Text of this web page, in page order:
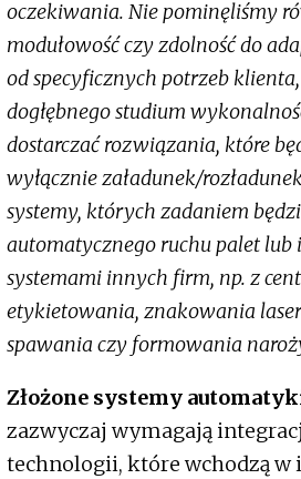
oczekiwania. Nie pominęliśmy
modułowość czy zdolność do
od specyficznych potrzeb
dogłębnego studium
dostarczać rozwiązania, które
wyłącznie załadunek/
systemy, których zadaniem
automatycznego ruchu palet lub
systemami innych firm, np. z
etykietowania, znakowania
spawania czy formowania
Złożone systemy
zazwyczaj wymagają
technologii, które wchodzą w